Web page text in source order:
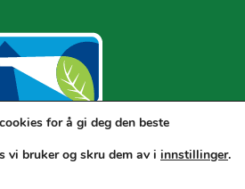
for å gi deg den beste
vi bruker og skru dem av i innstillinger.